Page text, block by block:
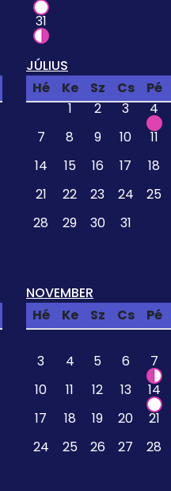
31
JÚLIUS
Hé
Ke Sz Cs Pé
1
2 3 4
7
8 9 10 11
14
15 16 17 18
21
22 23 24 25
28
29 30 31
NOVEMBER
Hé
Ke Sz Cs Pé
3
4 5 6 7
10
11 12 13 14
17
18 19 20 21
24
25 26 27 28